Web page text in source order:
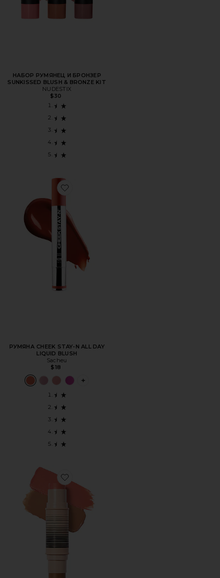
НАБОР РУМЯНЕЦ И БРОНЗЕР
SUNKISSED BLUSH & BRONZE KIT
NUDESTIX
$30
Favorite РУМЯНА CHEEK STAY-N ALL DAY LIQUID BLUSH
РУМЯНА CHEEK STAY-N ALL DAY
LIQUID BLUSH
Sacheu
$18
PLUS ICON TO SEE MORE OPTIONS
Favorite ДУЭТ БРОНЗЕР, РУМЯНА DESERT ISLAND DUO